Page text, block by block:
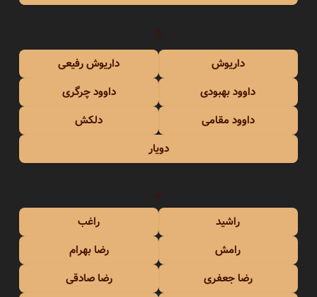
د
داریوش
داریوش رفیعی
داوود بهبودی
داوود چرگری
داوود مقامی
دلکش
دویار
ر
راشید
راغب
رامش
رضا بهرام
رضا جعفری
رضا صادقی